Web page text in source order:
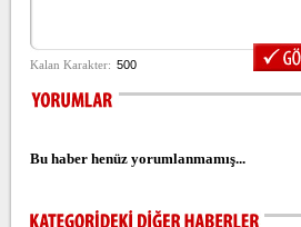
Bu haber henüz yorumlanmamış...